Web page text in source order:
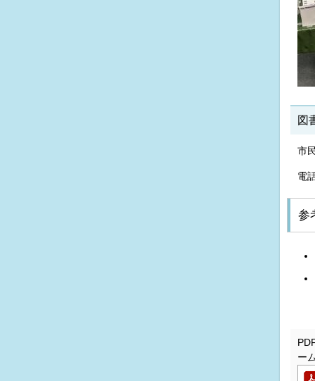
図
市
電
参
ー